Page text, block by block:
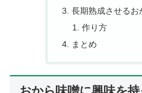
長期熟成させるお
作り方
まとめ